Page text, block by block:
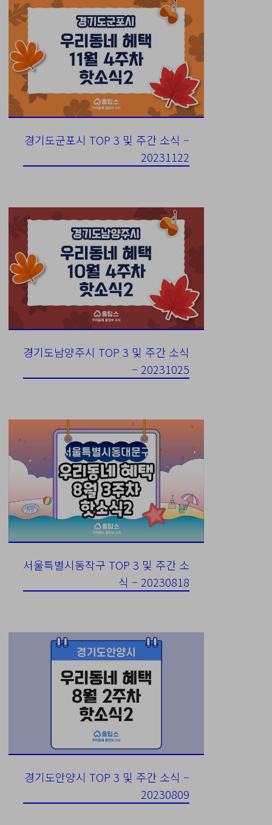
경기도군포시 TOP 3 및 주간 소식 –
20231122
경기도남양주시 TOP 3 및 주간 소식
– 20231025
서울특별시동작구 TOP 3 및 주간 소
식 – 20230818
경기도안양시 TOP 3 및 주간 소식 –
20230809